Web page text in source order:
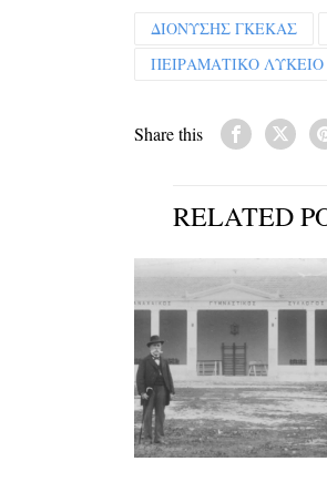
ΔΙΟΝΥΣΗΣ ΓΚΕΚΑΣ
ΠΕΙΡΑΜΑΤΙΚΟ
Share this
RELATED